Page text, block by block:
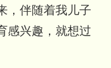
，伴随着我儿子
感兴趣，就想过